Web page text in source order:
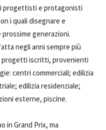
progettisti e protagonisti
i quali disegnare e
generazioni.
negli anni sempre più
progetti iscritti, provenienti
centri commerciali; edilizia
edilizia residenziale;
esterne, piscine.
in Grand Prix, ma